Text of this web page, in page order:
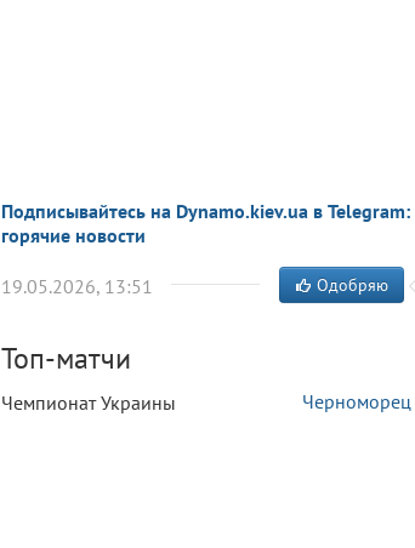
Подписывайтесь на Dynamo.kiev.ua в
горячие новости
19.05.2026, 13:51 Одобряю
Топ-матчи
Чемпионат Украины Черноморец